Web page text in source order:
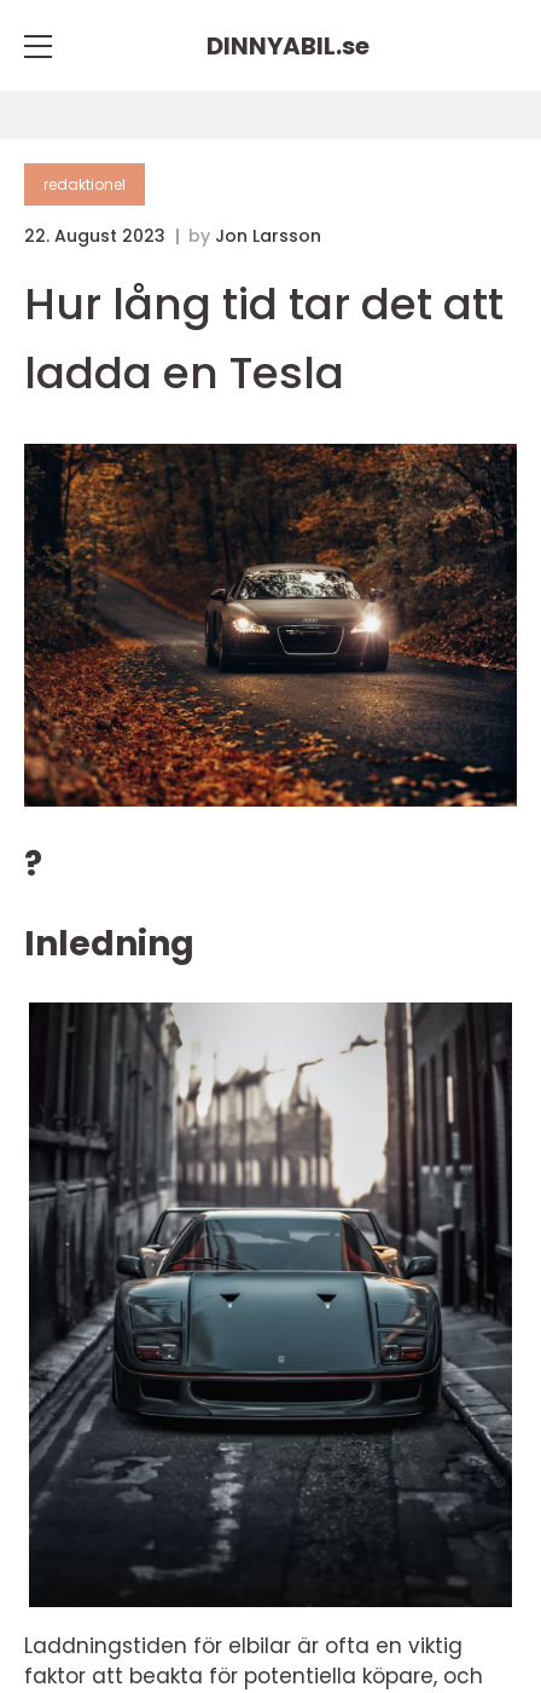
DINNYABIL.se
redaktionel
22. August 2023 by Jon Larsson
Hur lång tid tar det att
ladda en Tesla
?
Inledning
Laddningstiden för elbilar är ofta en viktig
faktor att beakta för potentiella köpare, och